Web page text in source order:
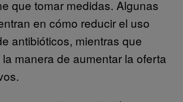
que tomar medidas. Algunas
en cómo reducir el uso
antibióticos, mientras que
manera de aumentar la oferta